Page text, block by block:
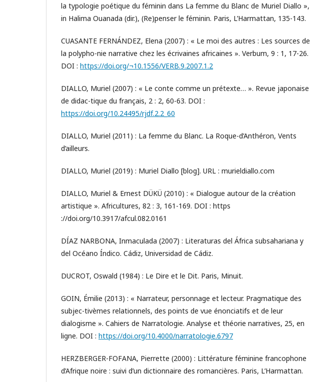
la typologie poétique du féminin dans La femme du Blanc de Muriel Diallo »,
in Halima Ouanada (dir.), (Re)penser le féminin. Paris, L’Harmattan, 135-143.
CUASANTE FERNÁNDEZ, Elena (2007) : « Le moi des autres : Les sources de
la polypho-nie narrative chez les écrivaines africaines ». Verbum, 9 : 1, 17-26.
DOI : https://doi.org/¬10.1556/VERB.9.2007.1.2
DIALLO, Muriel (2007) : « Le conte comme un prétexte… ». Revue japonaise
de didac-tique du français, 2 : 2, 60-63. DOI :
https://doi.org/10.24495/rjdf.2.2_60
DIALLO, Muriel (2011) : La femme du Blanc. La Roque-d’Anthéron, Vents
d’ailleurs.
DIALLO, Muriel (2019) : Muriel Diallo [blog]. URL : murieldiallo.com
DIALLO, Muriel & Ernest DÜKÜ (2010) : « Dialogue autour de la création
artistique ». Africultures, 82 : 3, 161-169. DOI : https
://doi.org/10.3917/afcul.082.0161
DÍAZ NARBONA, Inmaculada (2007) : Literaturas del África subsahariana y
del Océano Índico. Cádiz, Universidad de Cádiz.
DUCROT, Oswald (1984) : Le Dire et le Dit. Paris, Minuit.
GOIN, Émilie (2013) : « Narrateur, personnage et lecteur. Pragmatique des
subjec-tivèmes relationnels, des points de vue énonciatifs et de leur
dialogisme ». Cahiers de Narratologie. Analyse et théorie narratives, 25, en
ligne. DOI : https://doi.org/10.4000/narratologie.6797
HERZBERGER-FOFANA, Pierrette (2000) : Littérature féminine francophone
d’Afrique noire : suivi d’un dictionnaire des romancières. Paris, L’Harmattan.